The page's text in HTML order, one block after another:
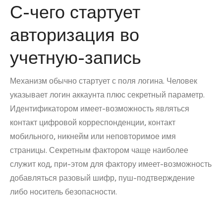
С-чего стартует
авторизация во
учетную-запись
Механизм обычно стартует с поля логина. Человек
указывает логин аккаунта плюс секретный параметр.
Идентификатором имеет-возможность являться
контакт цифровой корреспонденции, контакт
мобильного, никнейм или неповторимое имя
страницы. Секретным фактором чаще наиболее
служит код, при-этом для фактору имеет-возможность
добавляться разовый шифр, пуш-подтверждение
либо носитель безопасности.